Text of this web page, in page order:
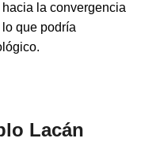
la convergencia
que podría
Lacán